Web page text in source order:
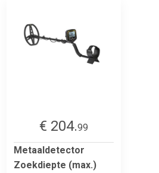
€ 204.99
Metaaldetector
Zoekdiepte (max.)